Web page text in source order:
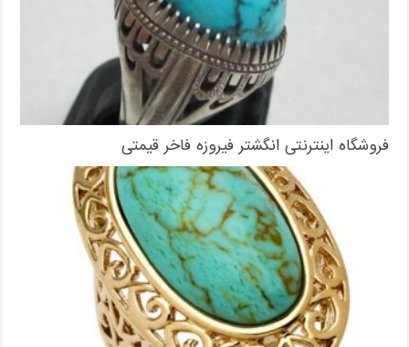
فروشگاه اینترنتی انگشتر فیروزه فاخر قیمتی